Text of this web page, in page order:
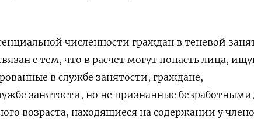
численности граждан в теневой
с тем, что в расчет могут попасть лица,
в службе занятости, граждане,
занятости, но не признанные
возраста, находящиеся на содержании у